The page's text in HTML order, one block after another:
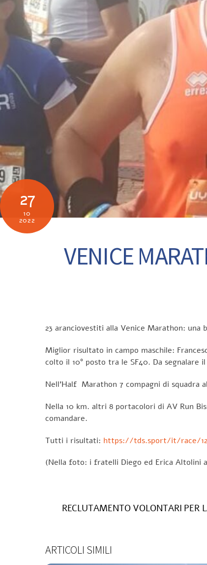
27
10
2022
VENICE
23 aranciovestiti alla Venice Marathon: una
Miglior risultato in campo maschile:
colto il 10° posto tra le SF40. Da segnalare
Nell’Half Marathon 7 compagni di squadra
Nella 10 km. altri 8 portacolori di AV Run
comandare.
Tutti i risultati: https://tds.sport/it/race/
(Nella foto: i fratelli Diego ed Erica Altolini
RECLUTAMENTO VOLONTARI PER
ARTICOLI SIMILI